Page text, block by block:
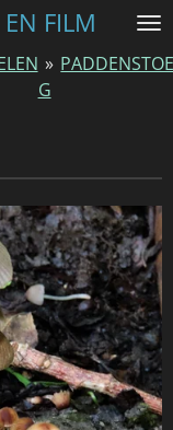
FILM
»
G